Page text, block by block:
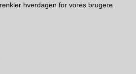
hverdagen for vores brugere.